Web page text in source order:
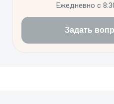
Ежедневно с
Задать